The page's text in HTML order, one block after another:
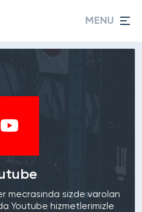
MENU
mecrasında sizde varolan
Youtube hizmetlerimizle